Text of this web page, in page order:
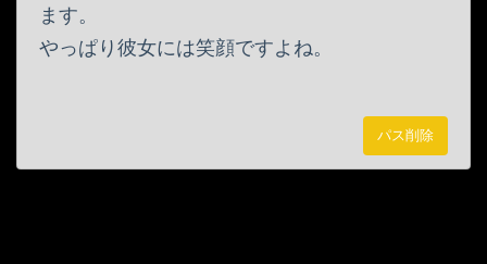
ます。
やっぱり彼女には笑顔ですよね。
パス削除